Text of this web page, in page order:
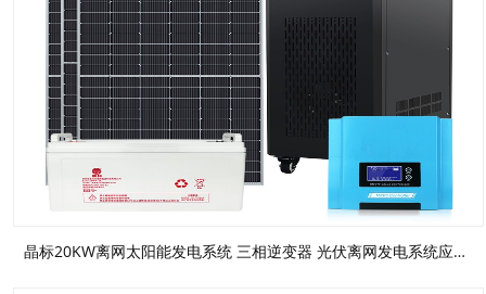
晶标20KW离网太阳能发电系统 三相逆变器 光伏离网发电系统应急UPS电源